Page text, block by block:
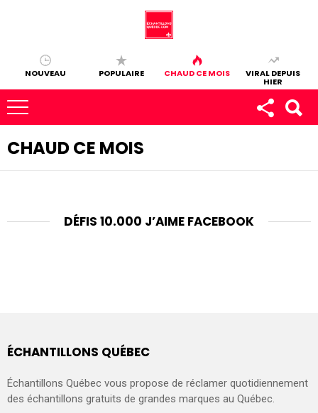
NOUVEAU POPULAIRE CHAUD CE MOIS VIRAL DEPUIS
HIER
CHAUD CE MOIS
DÉFIS 10.000 J’AIME FACEBOOK
ÉCHANTILLONS QUÉBEC
Échantillons Québec vous propose de réclamer quotidiennement
des échantillons gratuits de grandes marques au Québec.